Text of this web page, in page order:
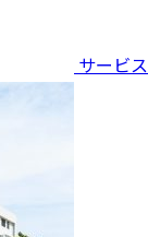
サービス